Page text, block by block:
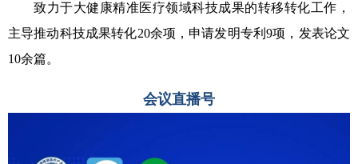
致力于大健康精准医疗领域科技成果的转移转化工作，
主导推动科技成果转化20余项，申请发明专利9项，发表论文
10余篇。
会议直播号